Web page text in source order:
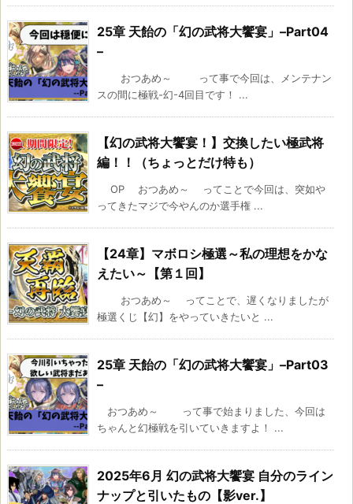
25章 天飴の「幻の武将大饗宴」–Part04
–
おつあめ～ って事で今回は、メンテナン
スの間に極戦-幻-4回目です！ ...
【幻の武将大饗宴！】交換したい極武将
編！！（ちょっとだけ特も）
OP おつあめ～ ってことで今回は、突如や
ってきたマジで今やんのか選手権 ...
【24章】マボロシ極選～私の理想をかな
えたい～【第１回】
おつあめ～ ってことで、遅くなりましたが
極選くじ【幻】をやっていきたいと ...
25章 天飴の「幻の武将大饗宴」–Part03
–
おつあめ～ って事で始まりました、今回は
ちゃんと幻極戦を引いていきますよ！ ...
2025年6月 幻の武将大饗宴 自分のライン
ナップと引いたもの【影ver.】